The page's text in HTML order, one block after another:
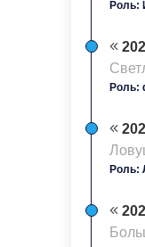
Роль:
Роль:
Роль: